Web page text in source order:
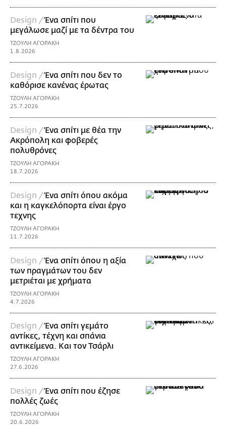
Design /Ένα σπίτι που
μεγάλωσε μαζί με τα δέντρα του
ΤΖΟΥΛΗ ΑΓΟΡΑΚΗ
1.8.2026
Design /Ένα σπίτι που δεν το
καθόρισε κανένας έρωτας
ΤΖΟΥΛΗ ΑΓΟΡΑΚΗ
25.7.2026
Design /Ένα σπίτι με θέα την
Ακρόπολη και φοβερές
πολυθρόνες
ΤΖΟΥΛΗ ΑΓΟΡΑΚΗ
18.7.2026
Design /Ένα σπίτι όπου ακόμα
και η καγκελόπορτα είναι έργο
τεχνης
ΤΖΟΥΛΗ ΑΓΟΡΑΚΗ
11.7.2026
Design /Ένα σπίτι όπου η αξία
των πραγμάτων του δεν
μετριέται με χρήματα
ΤΖΟΥΛΗ ΑΓΟΡΑΚΗ
4.7.2026
Design /Ένα σπίτι γεμάτο
αντίκες, τέχνη και σπάνια
αντικείμενα. Και τον Τσάρλι
ΤΖΟΥΛΗ ΑΓΟΡΑΚΗ
27.6.2026
Design /Ένα σπίτι που έζησε
πολλές ζωές
ΤΖΟΥΛΗ ΑΓΟΡΑΚΗ
20.6.2026